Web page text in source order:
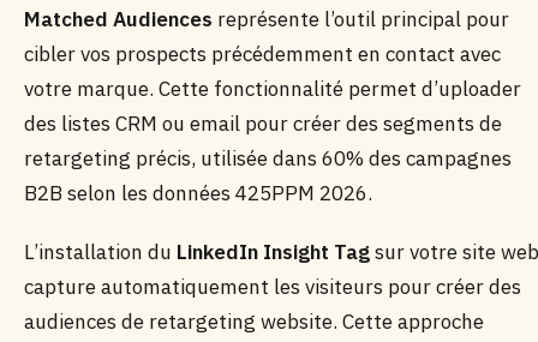
Matched Audiences représente l’outil principal pour
cibler vos prospects précédemment en contact avec
votre marque. Cette fonctionnalité permet d’uploader
des listes CRM ou email pour créer des segments de
retargeting précis, utilisée dans 60% des campagnes
B2B selon les données 425PPM 2026.
L’installation du LinkedIn Insight Tagsur votre site web
capture automatiquement les visiteurs pour créer des
audiences de retargeting website. Cette approche